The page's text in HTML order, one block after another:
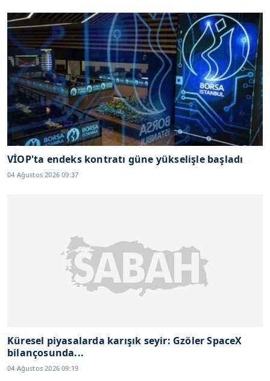
VİOP'ta endeks kontratı güne yükselişle başladı
04 Ağustos 2026 09:37
Küresel piyasalarda karışık seyir: Gzöler SpaceX
bilançosunda...
04 Ağustos 2026 09:19